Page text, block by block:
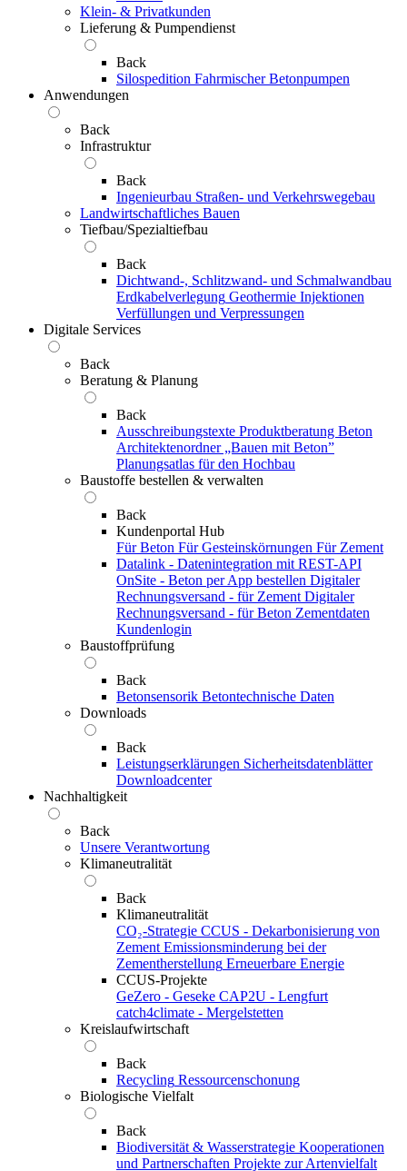
Klein- & Privatkunden
Lieferung & Pumpendienst
Back
Silospedition Fahrmischer Betonpumpen
Anwendungen
Back
Infrastruktur
Back
Ingenieurbau Straßen- und Verkehrswegebau
Landwirtschaftliches Bauen
Tiefbau/Spezialtiefbau
Back
Dichtwand-, Schlitzwand- und Schmalwandbau
Erdkabelverlegung Geothermie Injektionen
Verfüllungen und Verpressungen
Digitale Services
Back
Beratung & Planung
Back
Ausschreibungstexte Produktberatung Beton
Architektenordner „Bauen mit Beton”
Planungsatlas für den Hochbau
Baustoffe bestellen & verwalten
Back
Kundenportal Hub
Für Beton Für Gesteinskörnungen Für Zement
Datalink - Datenintegration mit REST-API
OnSite - Beton per App bestellen Digitaler
Rechnungsversand - für Zement Digitaler
Rechnungsversand - für Beton Zementdaten
Kundenlogin
Baustoffprüfung
Back
Betonsensorik Betontechnische Daten
Downloads
Back
Leistungserklärungen Sicherheitsdatenblätter
Downloadcenter
Nachhaltigkeit
Back
Unsere Verantwortung
Klimaneutralität
Back
Klimaneutralität
CO₂-Strategie CCUS - Dekarbonisierung von
Zement Emissionsminderung bei der
Zementherstellung Erneuerbare Energie
CCUS-Projekte
GeZero - Geseke CAP2U - Lengfurt
catch4climate - Mergelstetten
Kreislaufwirtschaft
Back
Recycling Ressourcenschonung
Biologische Vielfalt
Back
Biodiversität & Wasserstrategie Kooperationen
und Partnerschaften Projekte zur Artenvielfalt